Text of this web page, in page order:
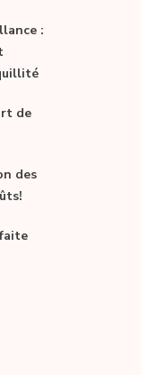
:
de
des